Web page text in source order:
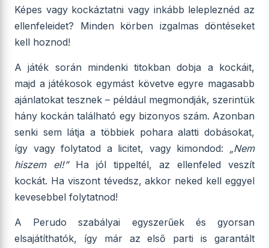
Képes vagy kockáztatni vagy inkább lelepleznéd az
ellenfeleidet? Minden körben izgalmas döntéseket
kell hoznod!
A játék során mindenki titokban dobja a kockáit,
majd a játékosok egymást követve egyre magasabb
ajánlatokat tesznek – például megmondják, szerintük
hány kockán található egy bizonyos szám. Azonban
senki sem látja a többiek pohara alatti dobásokat,
így vagy folytatod a licitet, vagy kimondod: „Nem
hiszem el!”Ha jól tippeltél, az ellenfeled veszít
kockát. Ha viszont tévedsz, akkor neked kell eggyel
kevesebbel folytatnod!
A Perudo szabályai egyszerűek és gyorsan
elsajátíthatók, így már az első parti is garantált